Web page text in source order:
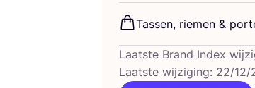
Tas­sen, rie­men &
Laatste Brand Index
Laatste wijziging: 22/12/